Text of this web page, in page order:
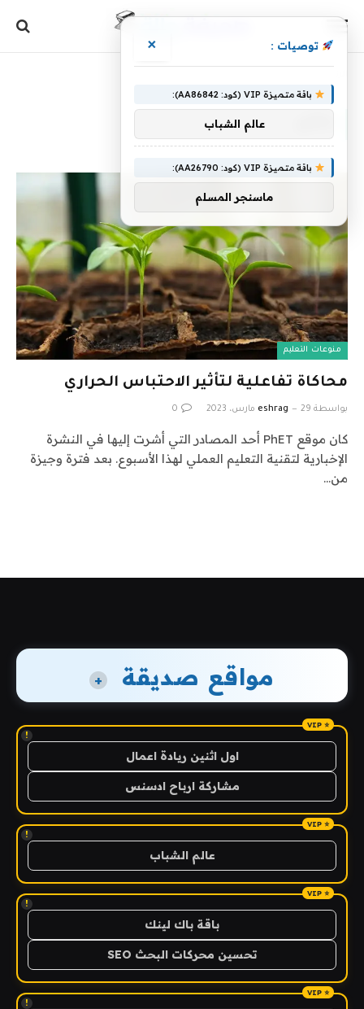
منوعات التعليم
محاكاة تفاعلية لتأثير الاحتباس الحراري
بواسطة eshrag 29 مارس، 2023 0
كان موقع PhET أحد المصادر التي أشرت إليها في النشرة
الإخبارية لتقنية التعليم العملي لهذا الأسبوع. بعد فترة وجيزة
من…
مواقع صديقة +
!
اول اثنين ريادة اعمال
مشاركة ارباح ادسنس
!
عالم الشباب
!
باقة باك لينك
تحسين محركات البحث SEO
!
توصيات : ×
باقة متميزة VIP (كود: AA86842):
عالم الشباب
باقة متميزة VIP (كود: AA26790):
ماسنجر المسلم